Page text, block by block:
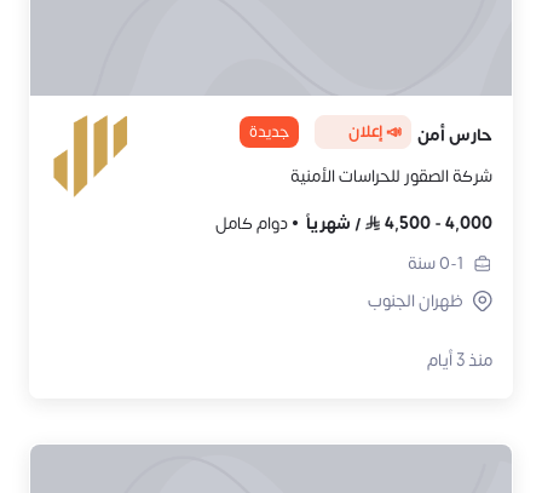
حارس أمن 📣 إعلان جديدة
شركة الصقور للحراسات الأمنية
4,000
-
4,500
/ شهرياً
دوام كامل
0-1سنة
ظهران الجنوب
منذ 3 أيام